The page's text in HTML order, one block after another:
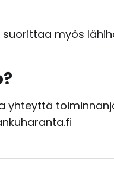
myös
yhteyttä